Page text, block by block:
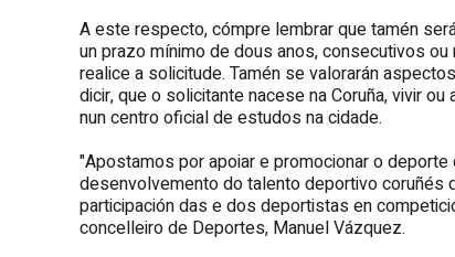
A este respecto, cómpre lembrar que tamén
un prazo mínimo de dous anos, consecutivos
realice a solicitude. Tamén se valorarán
dicir, que o solicitante nacese na Coruña, vivir
nun centro oficial de estudos na cidade.
"Apostamos por apoiar e promocionar o
desenvolvemento do talento deportivo coruñés
participación das e dos deportistas en
concelleiro de Deportes, Manuel Vázquez.